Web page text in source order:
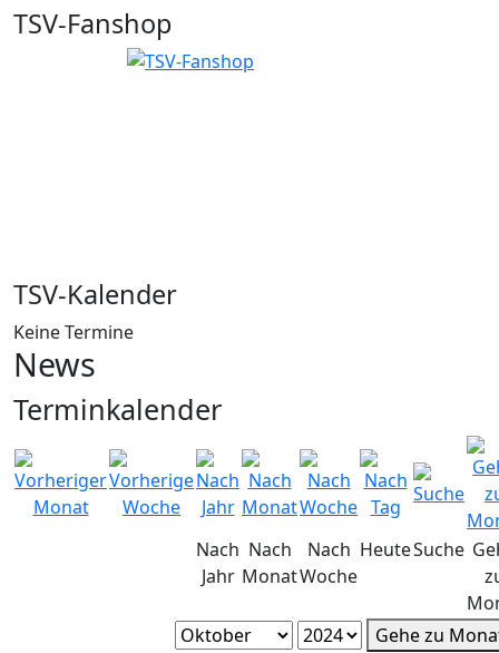
TSV-Fanshop
TSV-Kalender
Keine Termine
News
Terminkalender
Nach
Jahr
Nach
Monat
Nach
Woche
HeuteSuche
Gehe zu